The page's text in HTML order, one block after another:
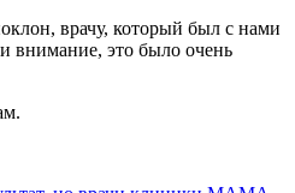
врачу, который был с нами
внимание, это было очень